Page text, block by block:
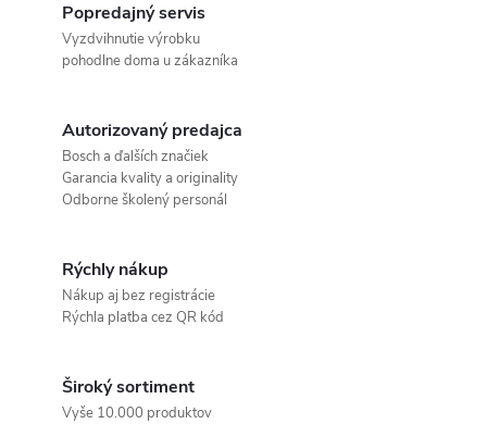
Popredajný servis
Vyzdvihnutie výrobku
pohodlne doma u zákazníka
Autorizovaný predajca
Bosch a ďalších značiek
Garancia kvality a originality
Odborne školený personál
Rýchly nákup
Nákup aj bez registrácie
Rýchla platba cez QR kód
Široký sortiment
Vyše 10.000 produktov